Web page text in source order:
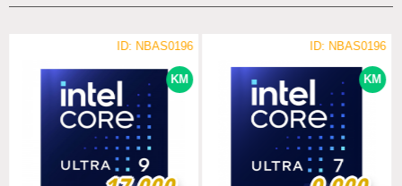
KM
ID: NBAS0196
KM
ID: NBAS0196